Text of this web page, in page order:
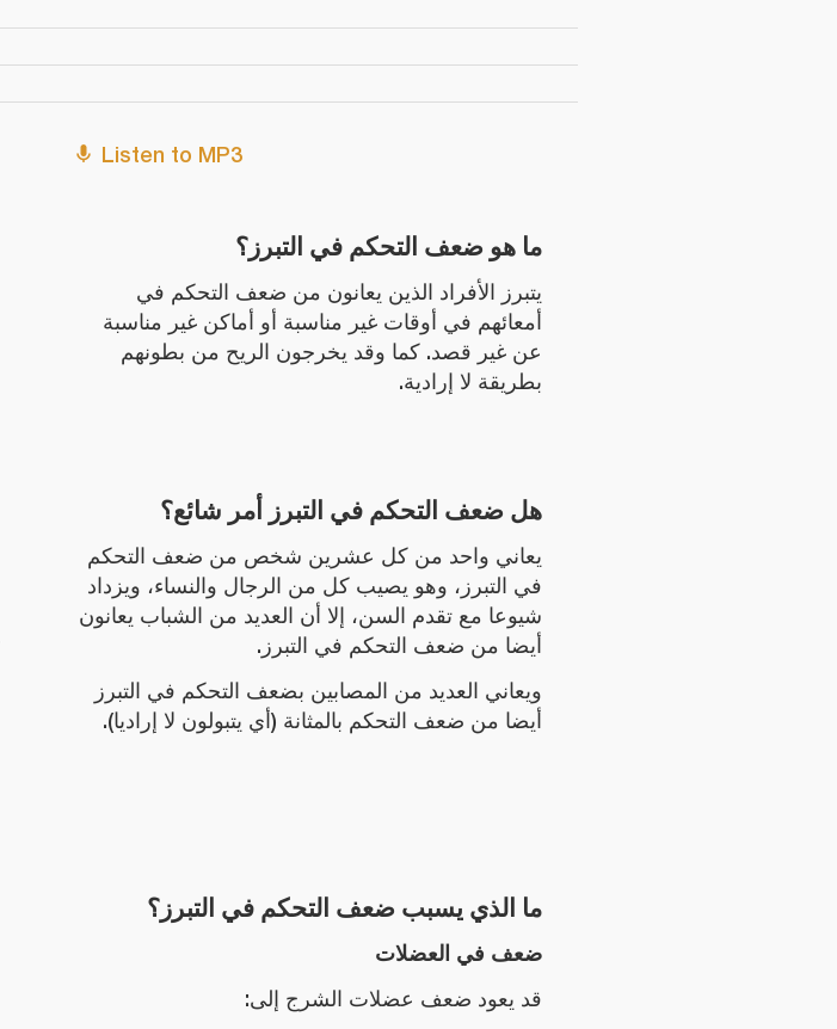
Listen to MP3
ما هو ضعف التحكم في التبرز؟
يتبرز الأفراد الذين يعانون من ضعف التحكم في
أمعائهم في أوقات غير مناسبة أو أماكن غير مناسبة
عن غير قصد. كما وقد يخرجون الريح من بطونهم
بطريقة لا إرادية.
هل ضعف التحكم في التبرز أمر شائع؟
يعاني واحد من كل عشرين شخص من ضعف التحكم
في التبرز، وهو يصيب كل من الرجال والنساء، ويزداد
شيوعا مع تقدم السن، إلا أن العديد من الشباب يعانون
أيضا من ضعف التحكم في التبرز.
ويعاني العديد من المصابين بضعف التحكم في التبرز
أيضا من ضعف التحكم بالمثانة (أي يتبولون لا إراديا).
ما الذي يسبب ضعف التحكم في التبرز؟
ضعف في العضلات
قد يعود ضعف عضلات الشرج إلى: